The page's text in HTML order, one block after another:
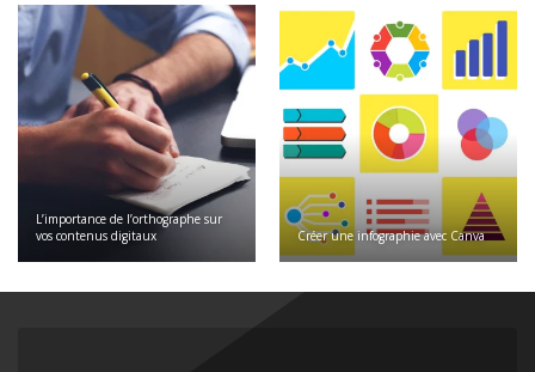
L’importance de l’orthographe sur
vos contenus digitaux
Créer une infographie avec Canva